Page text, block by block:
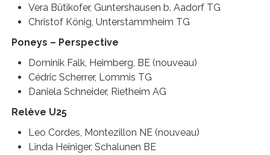
Vera Bütikofer, Guntershausen b. Aadorf TG
Christof König, Unterstammheim TG
Poneys – Perspective
Dominik Falk, Heimberg, BE (nouveau)
Cédric Scherrer, Lommis TG
Daniela Schneider, Rietheim AG
Relève U25
Leo Cordes, Montezillon NE (nouveau)
Linda Heiniger, Schalunen BE